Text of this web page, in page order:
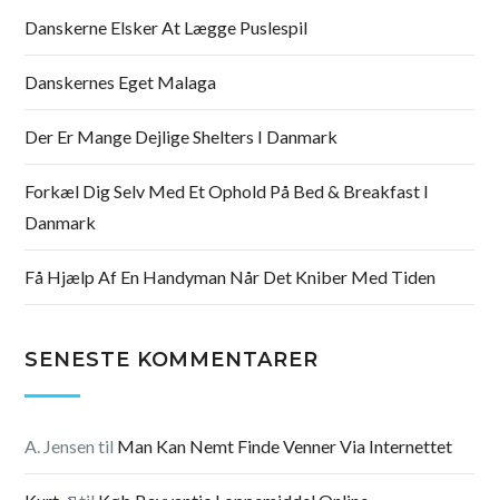
Danskerne Elsker At Lægge Puslespil
Danskernes Eget Malaga
Der Er Mange Dejlige Shelters I Danmark
Forkæl Dig Selv Med Et Ophold På Bed & Breakfast I
Danmark
Få Hjælp Af En Handyman Når Det Kniber Med Tiden
SENESTE KOMMENTARER
A. Jensen til Man Kan Nemt Finde Venner Via Internettet